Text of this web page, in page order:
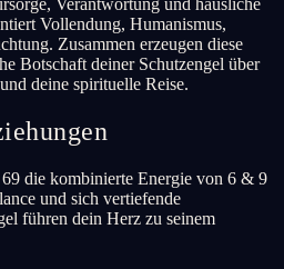
Vollendung, Humanismus,
Zusammen erzeugen diese
Botschaft deiner Schutzengel über
deine spirituelle Reise.
die kombinierte Energie von 6 & 9
und sich vertiefende
führen dein Herz zu seinem